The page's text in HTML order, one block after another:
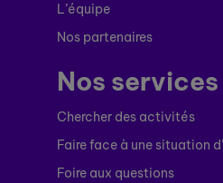
L’équipe
Nos partenaires
Nos services
Chercher des activités
Faire face à une situation
Foire aux questions